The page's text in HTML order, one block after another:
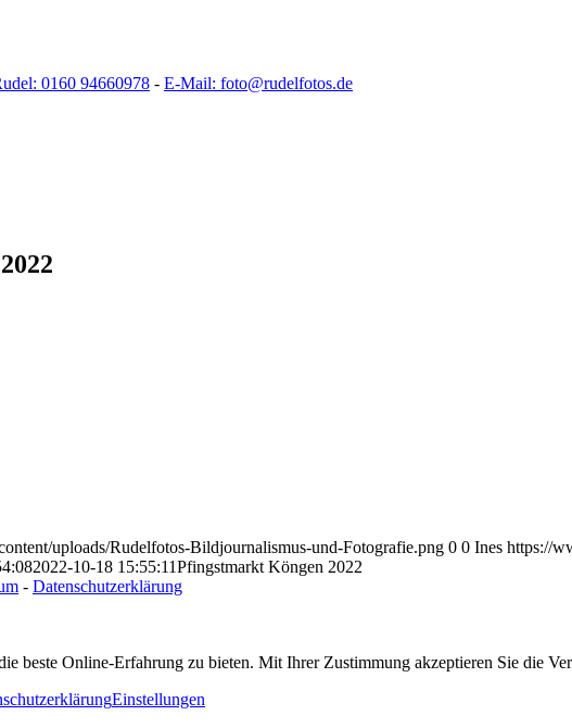
0160 94660978 - E-Mail: foto@rudelfotos.de
uploads/Rudelfotos-Bildjournalismus-und-Fotografie.png 0 0 Ines https://
2022-10-18 15:55:11Pfingstmarkt Köngen 2022
- Datenschutzerklärung
beste Online-Erfahrung zu bieten. Mit Ihrer Zustimmung akzeptieren Sie die
Einstellungen